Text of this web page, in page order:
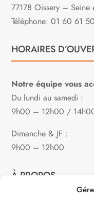
77178 Oissery – Seine
Téléphone: 01 60 61
HORAIRES
Notre équipe vous
Du lundi au samedi :
9h00 – 12h00 /
Dimanche & JF :
9h00 – 12h00
À PROPOS